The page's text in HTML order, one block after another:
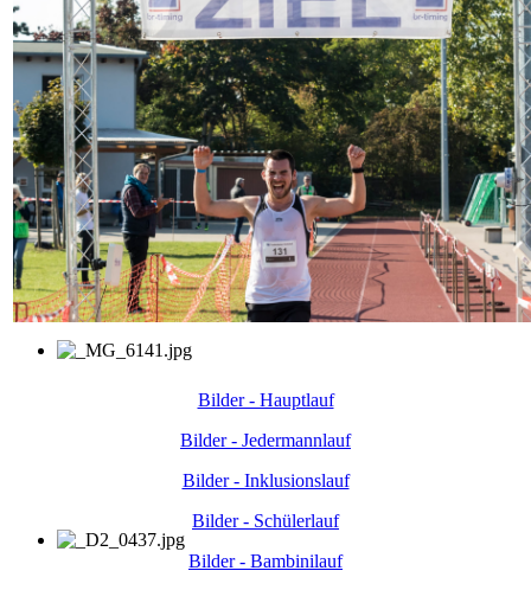
Bilder - Hauptlauf
Bilder - Jedermannlauf
Bilder - Inklusionslauf
Bilder - Schülerlauf
Bilder - Bambinilauf